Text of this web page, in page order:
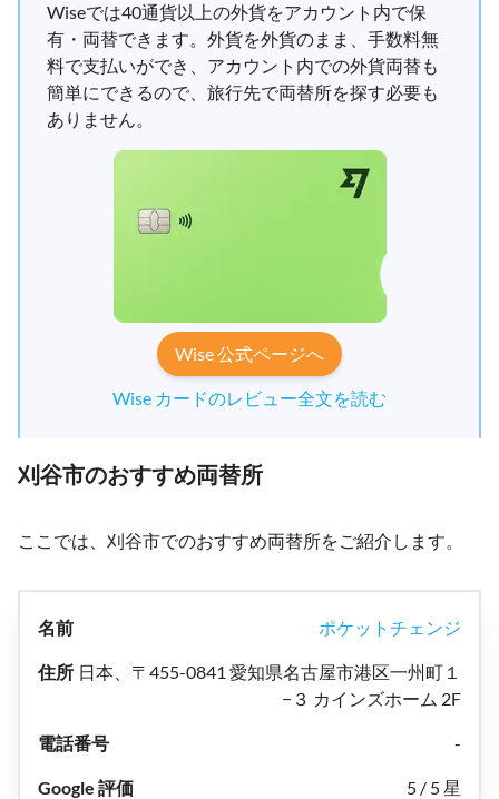
Wiseでは40通貨以上の外貨をアカウント内で保
有・両替できます。外貨を外貨のまま、手数料無
料で支払いができ、アカウント内での外貨両替も
簡単にできるので、旅行先で両替所を探す必要も
ありません。
Wise 公式ページへ
Wise カードのレビュー全文を読む
刈谷市のおすすめ両替所
ここでは、刈谷市でのおすすめ両替所をご紹介します。
ポケットチェンジ
日本、〒455-0841 愛知県名古屋市港区一州町１
−３ カインズホーム 2F
-
5 / 5 星